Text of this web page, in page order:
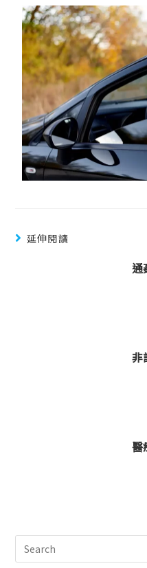
延伸閱讀
通
非
醫